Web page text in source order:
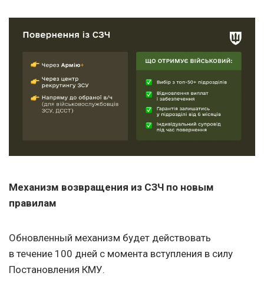
Механизм возвращения из СЗЧ по новым
правилам
Обновленный механизм будет действовать
в течение 100 дней с момента вступления в силу
Постановления КМУ.